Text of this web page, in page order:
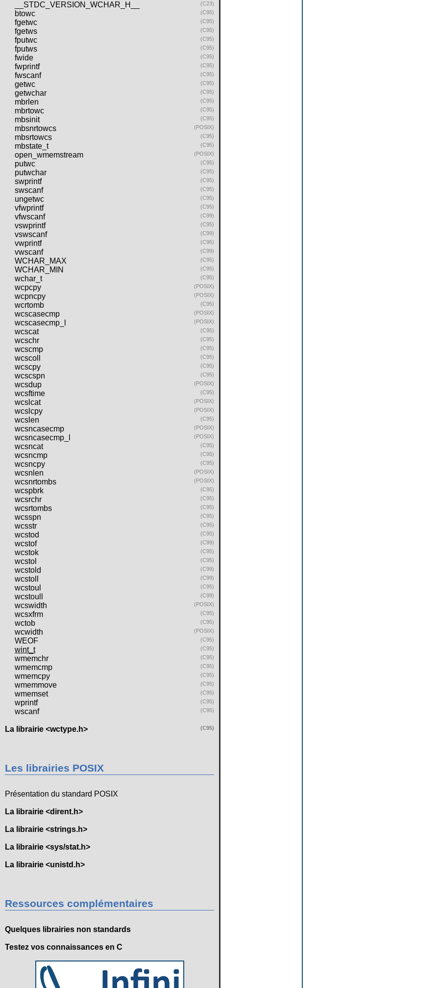
__STDC_VERSION_WCHAR_H__ (C23)
btowc (C95)
fgetwc (C95)
fgetws (C95)
fputwc (C95)
fputws (C95)
fwide (C95)
fwprintf (C95)
fwscanf (C95)
getwc (C95)
getwchar (C95)
mbrlen (C95)
mbrtowc (C95)
mbsinit (C95)
mbsnrtowcs (POSIX)
mbsrtowcs (C95)
mbstate_t (C95)
open_wmemstream (POSIX)
putwc (C95)
putwchar (C95)
swprintf (C95)
swscanf (C95)
ungetwc (C95)
vfwprintf (C95)
vfwscanf (C99)
vswprintf (C95)
vswscanf (C99)
vwprintf (C95)
vwscanf (C99)
WCHAR_MAX (C95)
WCHAR_MIN (C95)
wchar_t (C95)
wcpcpy (POSIX)
wcpncpy (POSIX)
wcrtomb (C95)
wcscasecmp (POSIX)
wcscasecmp_l (POSIX)
wcscat (C95)
wcschr (C95)
wcscmp (C95)
wcscoll (C95)
wcscpy (C95)
wcscspn (C95)
wcsdup (POSIX)
wcsftime (C95)
wcslcat (POSIX)
wcslcpy (POSIX)
wcslen (C95)
wcsncasecmp (POSIX)
wcsncasecmp_l (POSIX)
wcsncat (C95)
wcsncmp (C95)
wcsncpy (C95)
wcsnlen (POSIX)
wcsnrtombs (POSIX)
wcspbrk (C95)
wcsrchr (C95)
wcsrtombs (C95)
wcsspn (C95)
wcsstr (C95)
wcstod (C95)
wcstof (C99)
wcstok (C95)
wcstol (C95)
wcstold (C99)
wcstoll (C99)
wcstoul (C95)
wcstoull (C99)
wcswidth (POSIX)
wcsxfrm (C95)
wctob (C95)
wcwidth (POSIX)
WEOF (C95)
wint_t (C95)
wmemchr (C95)
wmemcmp (C95)
wmemcpy (C95)
wmemmove (C95)
wmemset (C95)
wprintf (C95)
wscanf (C95)
La librairie <wctype.h> (C95)
Les librairies POSIX
Présentation du standard POSIX
La librairie <dirent.h>
La librairie <strings.h>
La librairie <sys/stat.h>
La librairie <unistd.h>
Ressources complémentaires
Quelques librairies non standards
Testez vos connaissances en C